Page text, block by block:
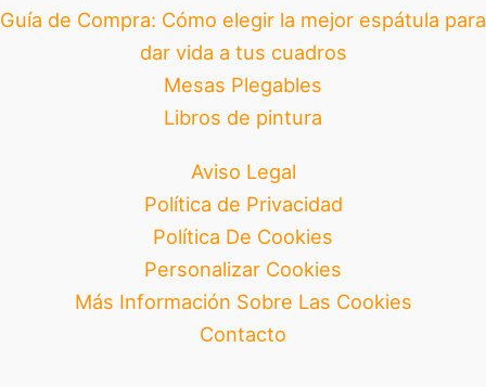
Guía de Compra: Cómo elegir la mejor espátula para
dar vida a tus cuadros
Mesas Plegables
Libros de pintura
Aviso Legal
Política de Privacidad
Política De Cookies
Personalizar Cookies
Más Información Sobre Las Cookies
Contacto